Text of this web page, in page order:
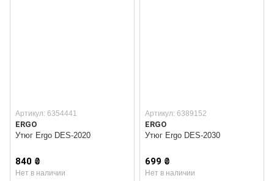
Артикул: 6354441
ERGO
Утюг Ergo DES-2020
840 ₴
Нет в наличии
Артикул: 6389152
ERGO
Утюг Ergo DES-2030
699 ₴
Нет в наличии